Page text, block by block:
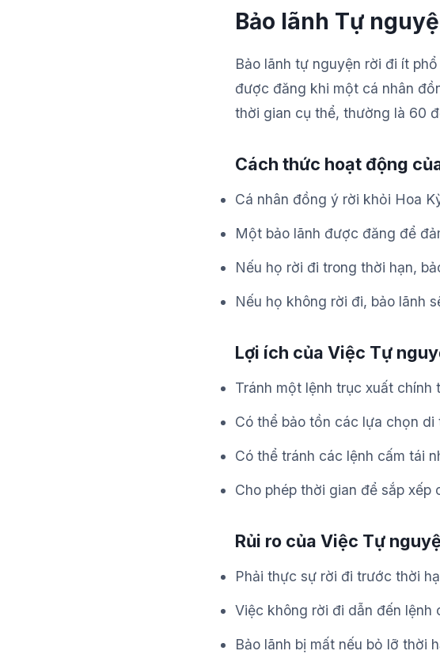
Bảo lãnh Tự
Bảo lãnh tự nguyện rời đi ít
được đăng khi một cá nhân
thời gian cụ thể, thường là 60
Cách thức hoạt động
Cá nhân đồng ý rời khỏi Hoa
Một bảo lãnh được đăng để
Nếu họ rời đi trong thời hạn,
Nếu họ không rời đi, bảo lãnh
Lợi ích của Việc Tự
Tránh một lệnh trục xuất chính
Có thể bảo tồn các lựa chọn
Có thể tránh các lệnh cấm tái
Cho phép thời gian để sắp
Rủi ro của Việc Tự
Phải thực sự rời đi trước thời
Việc không rời đi dẫn đến lệnh
Bảo lãnh bị mất nếu bỏ lỡ thời